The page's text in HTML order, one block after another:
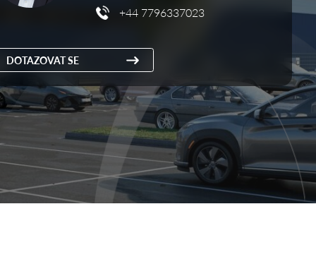
+44 7796337023
DOTAZOVAT SE